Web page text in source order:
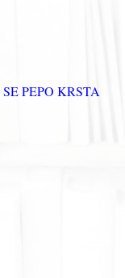
PEPO KRSTA